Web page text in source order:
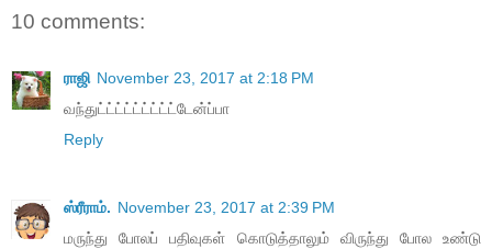
10 comments:
ராஜி November 23, 2017 at 2:18 PM
வந்துட்ட்ட்ட்ட்ட்ட்ட்ட்டேன்ப்பா
Reply
ஸ்ரீராம். November 23, 2017 at 2:39 PM
மருந்து போலப் பதிவுகள் கொடுத்தாலும் விருந்து போல உண்டு